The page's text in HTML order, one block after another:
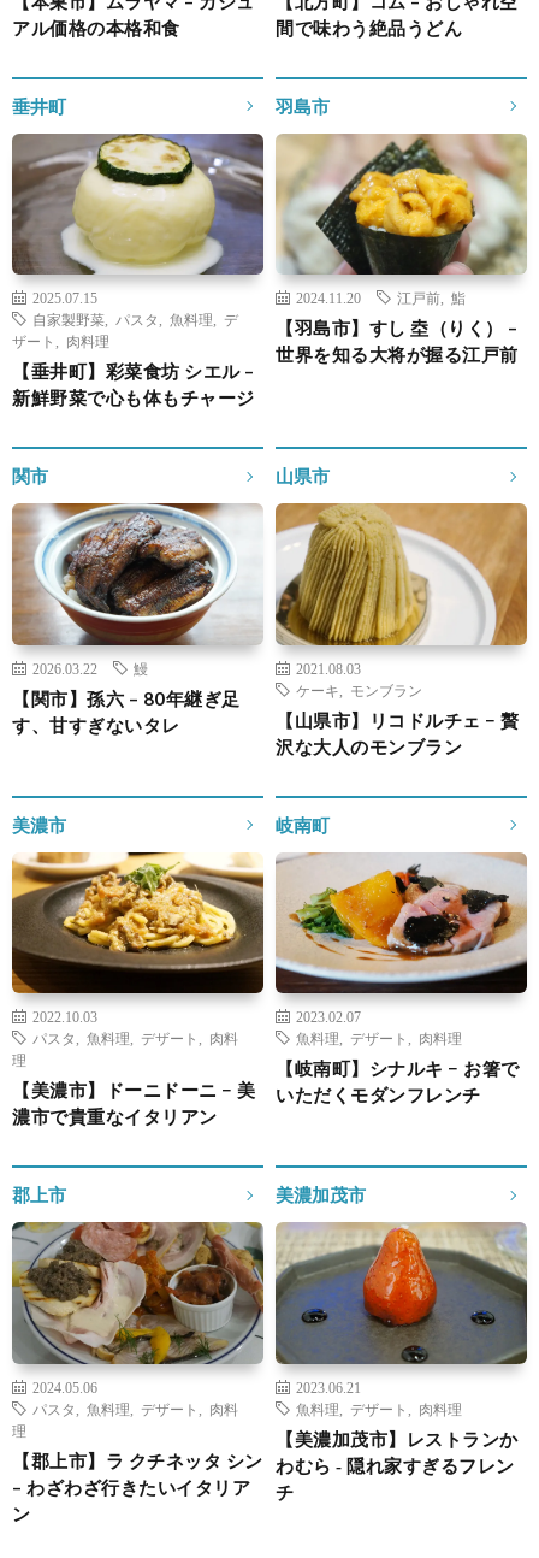
アル価格の本格和食
間で味わう絶品うどん
垂井町
2025.07.15
自家製野菜
パスタ 魚料理
デ
ザート
肉料理
【垂井町】彩菜食坊 シエル –
新鮮野菜で心も体もチャージ
羽島市
2024.11.20 江戸前 鮨
【羽島市】すし 坴（りく） –
世界を知る大将が握る江戸前
関市
2026.03.22 鰻
【関市】孫六 – 80年継ぎ足
す、甘すぎないタレ
山県市
2021.08.03
ケーキ
モンブラン
【山県市】リコドルチェ − 贅
沢な大人のモンブラン
美濃市
2022.10.03
パスタ
魚料理 デザート
肉料
理
【美濃市】ドーニドーニ − 美
濃市で貴重なイタリアン
岐南町
2023.02.07
魚料理
デザート 肉料理
【岐南町】シナルキ − お箸で
いただくモダンフレンチ
郡上市
2024.05.06
パスタ
魚料理 デザート
肉料
理
【郡上市】ラ クチネッタ シン
– わざわざ行きたいイタリア
ン
美濃加茂市
2023.06.21
魚料理
デザート 肉料理
【美濃加茂市】レストランか
わむら ‐ 隠れ家すぎるフレン
チ